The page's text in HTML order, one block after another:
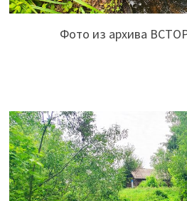
Фото из архива